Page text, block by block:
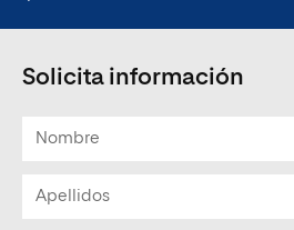
Solicita información